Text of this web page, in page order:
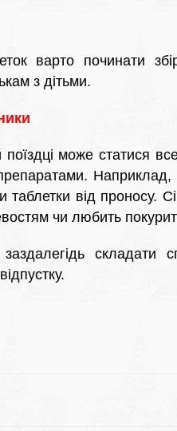
варто починати
з дітьми.
поїздці може статися
таблетки від проносу.
чи любить
складати